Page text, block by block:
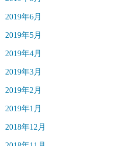
2019年6月
2019年5月
2019年4月
2019年3月
2019年2月
2019年1月
2018年12月